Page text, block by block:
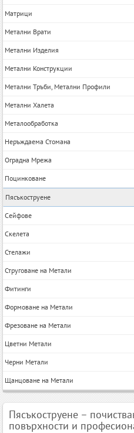
Матрици
Метални Врати
Метални Изделия
Метални Конструкции
Метални Тръби, Метални Профили
Метални Халета
Металообработка
Неръждаема Стомана
Оградна Мрежа
Поцинковане
Пясъкоструене
Сейфове
Скелета
Стелажи
Струговане на Метали
Фитинги
Формоване на Метали
Фрезоване на Метали
Цветни Метали
Черни Метали
Щанцоване на Метали
Пясъкоструене –
повърхности и